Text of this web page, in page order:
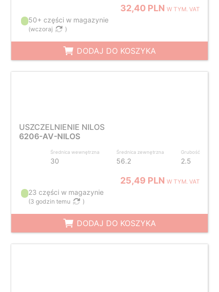
32,40 PLNW TYM. VAT
50+ części w magazynie
(wczoraj )
DODAJ DO KOSZYKA
USZCZELNIENIE NILOS
6206-AV-NILOS
Średnica wewnętrzna
30
Średnica zewnętrzna
56.2
Grubość
2.5
25,49 PLNW TYM. VAT
23 części w magazynie
(3 godzin temu )
DODAJ DO KOSZYKA